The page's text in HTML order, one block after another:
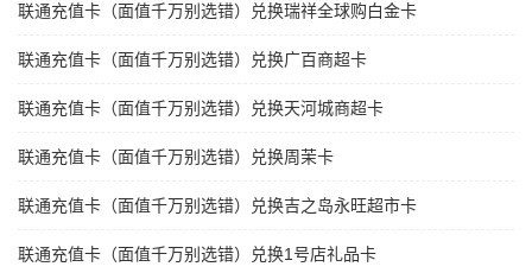
联通充值卡（面值千万别选错）兑换瑞祥全球购白金卡
联通充值卡（面值千万别选错）兑换广百商超卡
联通充值卡（面值千万别选错）兑换天河城商超卡
联通充值卡（面值千万别选错）兑换周茉卡
联通充值卡（面值千万别选错）兑换吉之岛永旺超市卡
联通充值卡（面值千万别选错）兑换1号店礼品卡